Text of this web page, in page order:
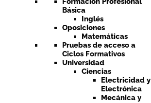
Básica
Inglés
Oposiciones
Matemáticas
Pruebas de acceso a
Ciclos Formativos
Universidad
Ciencias
Electricidad y
Electrónica
Mecánica y